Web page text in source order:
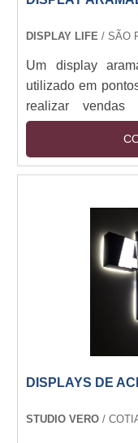
DISPLAY LIFE / SÃO
Um display
utilizado em
realizar
diferencial de um
oferece um layout
atrair muitos
até mesmo
display aramado
ferramenta de
capaz de
DISPLAYS DE
STUDIO VERO /